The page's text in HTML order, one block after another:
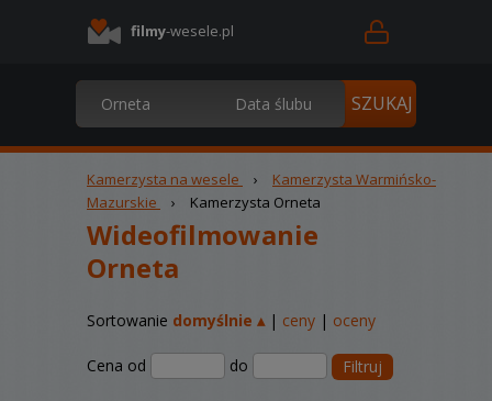
filmy-wesele.pl
Kamerzysta na wesele ›
Kamerzysta Warmińsko-
Mazurskie
› Kamerzysta Orneta
Wideofilmowanie
Orneta
Sortowanie domyślnie ▴| ceny | oceny
Cena od do Filtruj